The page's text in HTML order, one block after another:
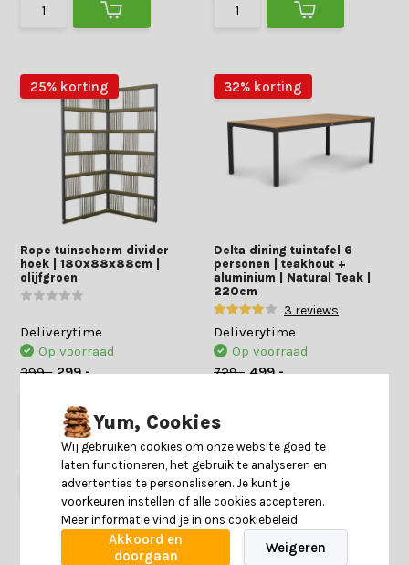
25% korting
Rope tuinscherm divider
hoek | 180x88x88cm |
olijfgroen
Deliverytime
Op voorraad
399,- 299,-
32% korting
Delta dining tuintafel 6
personen | teakhout +
aluminium | Natural Teak |
220cm
3 reviews
Deliverytime
Op voorraad
729,- 499,-
34% korting 31% korting
Yum, Cookies
Wij gebruiken cookies om onze website goed te
laten functioneren, het gebruik te analyseren en
advertenties te personaliseren. Je kunt je
voorkeuren instellen of alle cookies accepteren.
Meer informatie vind je in ons cookiebeleid.
Akkoord en
doorgaan
Weigeren